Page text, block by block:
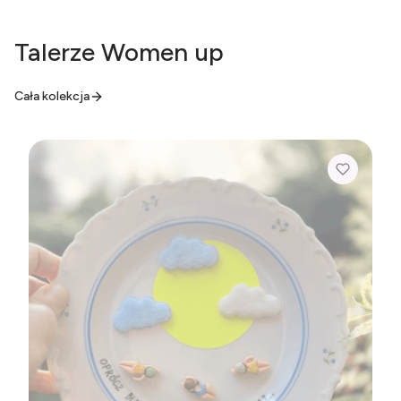
Talerze Women up
Cała kolekcja